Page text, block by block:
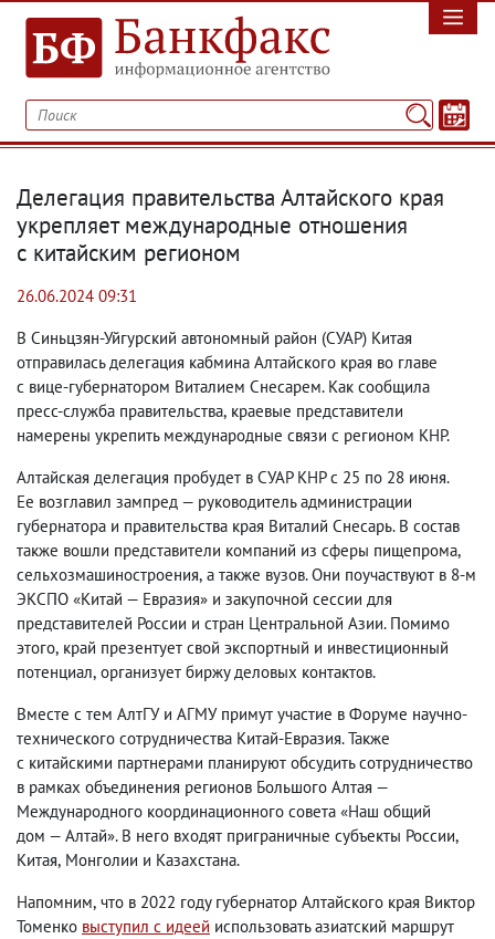
Делегация правительства Алтайского края
укрепляет международные отношения
с китайским регионом
26.06.2024 09:31
В Синьцзян-Уйгурский автономный район (СУАР) Китая
отправилась делегация кабмина Алтайского края во главе
с вице-губернатором Виталием Снесарем. Как сообщила
пресс-служба правительства, краевые представители
намерены укрепить международные связи с регионом КНР.
Алтайская делегация пробудет в СУАР КНР с 25 по 28 июня.
Ее возглавил зампред — руководитель администрации
губернатора и правительства края Виталий Снесарь. В состав
также вошли представители компаний из сферы пищепрома,
сельхозмашиностроения, а также вузов. Они поучаствуют в 8-м
ЭКСПО «Китай — Евразия» и закупочной сессии для
представителей России и стран Центральной Азии. Помимо
этого, край презентует свой экспортный и инвестиционный
потенциал, организует биржу деловых контактов.
Вместе с тем АлтГУ и АГМУ примут участие в Форуме научно-
технического сотрудничества Китай-Евразия. Также
с китайскими партнерами планируют обсудить сотрудничество
в рамках объединения регионов Большого Алтая —
Международного координационного совета «Наш общий
дом — Алтай». В него входят приграничные субъекты России,
Китая, Монголии и Казахстана.
Напомним, что в 2022 году губернатор Алтайского края Виктор
Томенко выступил с идеей использовать азиатский маршрут